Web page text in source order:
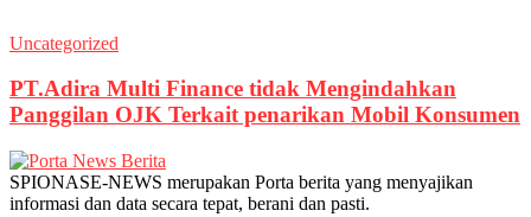
Uncategorized
PT.Adira Multi Finance tidak Mengindahkan
Panggilan OJK Terkait penarikan Mobil Konsumen
SPIONASE-NEWS merupakan Porta berita yang menyajikan
informasi dan data secara tepat, berani dan pasti.